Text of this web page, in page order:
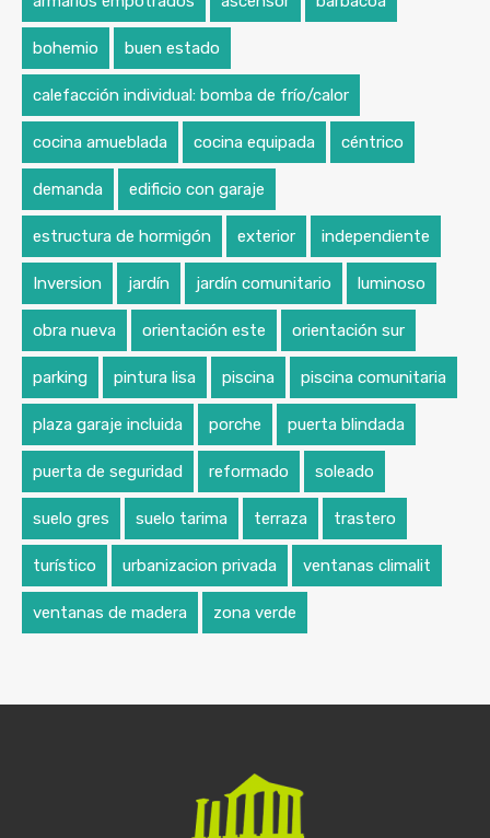
bohemio buen estado
calefacción individual: bomba de frío/calor
cocina amueblada cocina equipada céntrico
demanda edificio con garaje
estructura de hormigón exterior independiente
Inversion jardín jardín comunitario luminoso
obra nueva orientación este orientación sur
parking pintura lisa piscina piscina comunitaria
plaza garaje incluida porche puerta blindada
puerta de seguridad reformado soleado
suelo gres suelo tarima terraza trastero
turístico urbanizacion privada ventanas climalit
ventanas de madera zona verde